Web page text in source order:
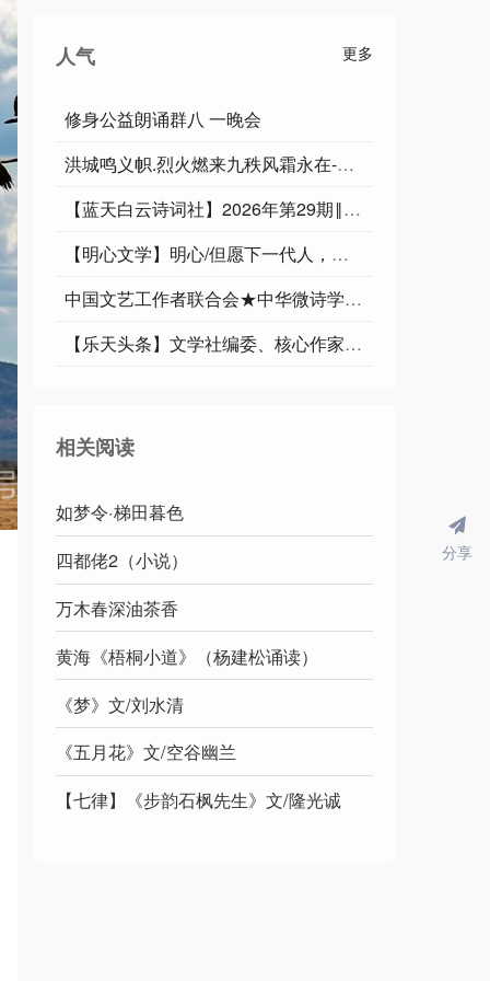
人气 更多
修身公益朗诵群八 一晚会
洪城鸣义帜.烈火燃来九秩风霜永在-俊岳汇雄师.祥光漫彻千重紫气遐昌∥运雪.耀华.唐江.班镇.天鹏.忠才.绍辉.飞鵬.兴华.继斌.小草.金穗.广英.家驹等佳作欣赏
【蓝天白云诗词社】2026年第29期‖王理松悼亡兄诗词专刊
【明心文学】明心/但愿下一代人，生活不在阴霾中 主播/薇薇
中国文艺工作者联合会★中华微诗学院（华诗特刊）第127期
【乐天头条】文学社编委、核心作家于宾先生精品//鹧鸪天•铁军魂（词林正韵）
相关阅读
如梦令·梯田暮色
四都佬2（小说）
万木春深油茶香
黄海《梧桐小道》（杨建松诵读）
《梦》文/刘水清
《五月花》文/空谷幽兰
【七律】《步韵石枫先生》文/隆光诚
分享